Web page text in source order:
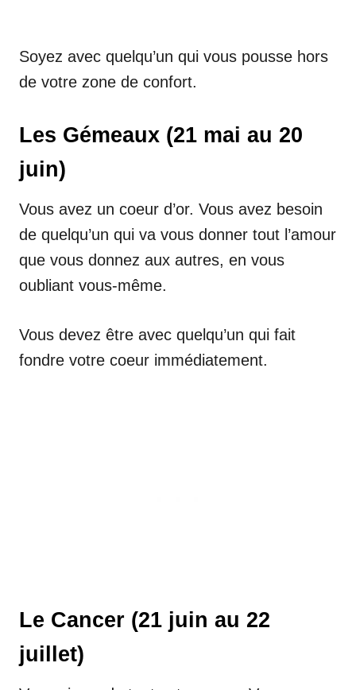
Soyez avec quelqu’un qui vous pousse hors
de votre zone de confort.
Les Gémeaux (21 mai au 20
juin)
Vous avez un coeur d’or. Vous avez besoin
de quelqu’un qui va vous donner tout l’amour
que vous donnez aux autres, en vous
oubliant vous-même.
Vous devez être avec quelqu’un qui fait
fondre votre coeur immédiatement.
Le Cancer (21 juin au 22
juillet)